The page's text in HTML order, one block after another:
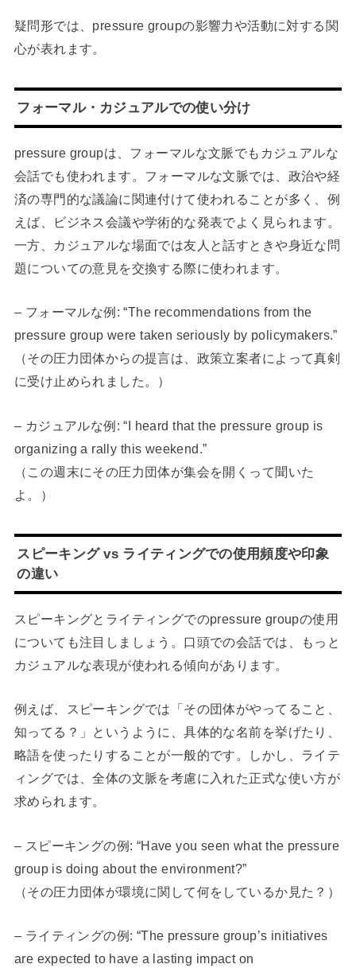
疑問形では、pressure groupの影響力や活動に対する関
心が表れます。
フォーマル・カジュアルでの使い分け
pressure groupは、フォーマルな文脈でもカジュアルな
会話でも使われます。フォーマルな文脈では、政治や経
済の専門的な議論に関連付けて使われることが多く、例
えば、ビジネス会議や学術的な発表でよく見られます。
一方、カジュアルな場面では友人と話すときや身近な問
題についての意見を交換する際に使われます。
– フォーマルな例: “The recommendations from the
pressure group were taken seriously by policymakers.”
（その圧力団体からの提言は、政策立案者によって真剣
に受け止められました。）
– カジュアルな例: “I heard that the pressure group is
organizing a rally this weekend.”
（この週末にその圧力団体が集会を開くって聞いた
よ。）
スピーキング vs ライティングでの使用頻度や印象
の違い
スピーキングとライティングでのpressure groupの使用
についても注目しましょう。口頭での会話では、もっと
カジュアルな表現が使われる傾向があります。
例えば、スピーキングでは「その団体がやってること、
知ってる？」というように、具体的な名前を挙げたり、
略語を使ったりすることが一般的です。しかし、ライテ
ィングでは、全体の文脈を考慮に入れた正式な使い方が
求められます。
– スピーキングの例: “Have you seen what the pressure
group is doing about the environment?”
（その圧力団体が環境に関して何をしているか見た？）
– ライティングの例: “The pressure group’s initiatives
are expected to have a lasting impact on